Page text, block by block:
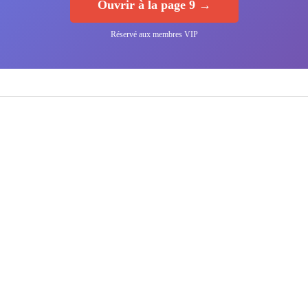
Ouvrir à la page 9 →
Réservé aux membres VIP